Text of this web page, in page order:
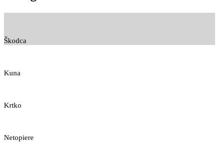
Škodca
Kuna
Krtko
Netopiere